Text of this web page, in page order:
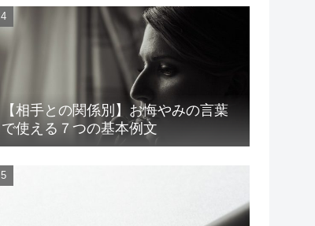
【相手との関係別】お悔やみの言葉
で使える７つの基本例文